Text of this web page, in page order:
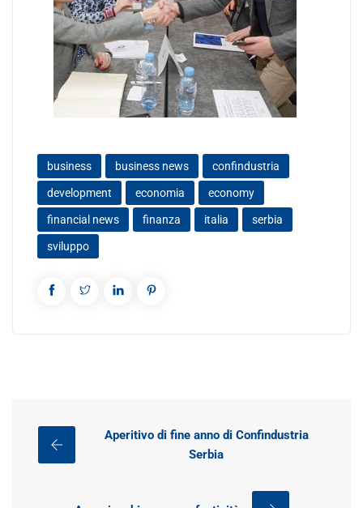
business business news confindustria
development economia economy
financial news finanza italia serbia
sviluppo
Aperitivo di fine anno di Confindustria
Serbia